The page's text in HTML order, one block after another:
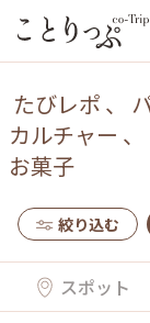
たびレポ 、
カルチャー 、
お菓子
絞り込む
スポット